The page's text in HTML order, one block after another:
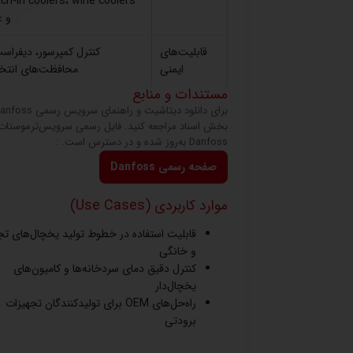
و
قابلیت‌های
ایمنی
کنترل کمپرسور،
محافظت‌های
مستندات و منابع
بخش اسناد مراجعه کنید. فایل رسمی
Danfoss به‌روز شده و در دسترس است. :
صفحه رسمی Danfoss
موارد کاربردی (Use Cases)
قابلیت استفاده در خطوط تولید یخچال‌های
و خانگی
کنترل دقیق دمای سردخانه‌ها و کامیون‌های
یخچال‌دار
راه‌حل‌های OEM برای تولیدکنندگان تجهیزات
برودتی